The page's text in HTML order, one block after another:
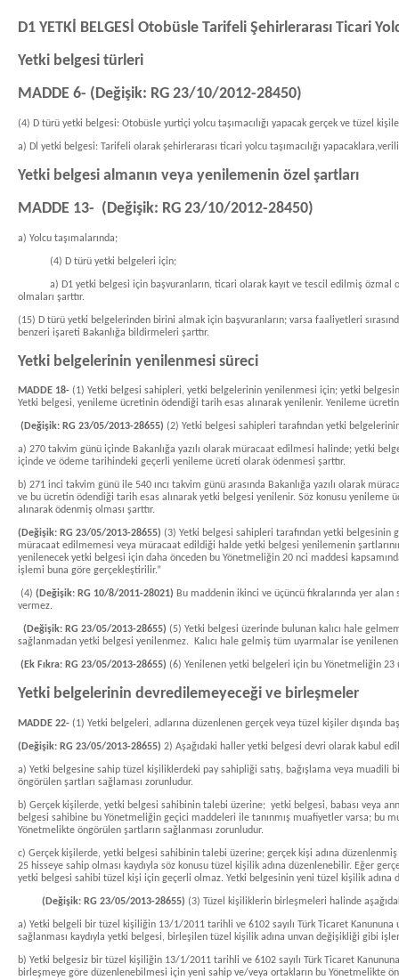
D1 YETKİ BELGESİ Otobüsle Tarifeli Şehirlerarası Ticari
Yetki belgesi türleri
MADDE 6- (Değişik: RG 23/10/2012-28450)
(4) D türü yetki belgesi: Otobüsle yurtiçi yolcu taşımacılığı yapacak gerçek ve tüzel
a) Dl yetki belgesi: Tarifeli olarak şehirlerarası ticari yolcu taşımacılığı
Yetki belgesi almanın veya yenilemenin özel şartları
MADDE 13- (Değişik: RG 23/10/2012-28450)
a) Yolcu taşımalarında;
(4) D türü yetki belgeleri için;
a) D1 yetki belgesi için başvuranların, ticari olarak kayıt ve tescil edilmiş özmal
olmaları şarttır.
(15) D türü yetki belgelerinden birini almak için başvuranların; varsa faaliyetleri
benzeri işareti Bakanlığa bildirmeleri şarttır.
Yetki belgelerinin yenilenmesi süreci
MADDE 18- (1) Yetki belgesi sahipleri, yetki belgelerinin yenilenmesi için; yetki
Yetki belgesi, yenileme ücretinin ödendiği tarih esas alınarak yenilenir. Yenileme
(Değişik: RG 23/05/2013-28655) (2) Yetki belgesi sahipleri tarafından yetki
a) 270 takvim günü içinde Bakanlığa yazılı olarak müracaat edilmesi halinde; yetki
içinde ve ödeme tarihindeki geçerli yenileme ücreti olarak ödenmesi şarttır.
b) 271 inci takvim günü ile 540 ıncı takvim günü arasında Bakanlığa yazılı olarak
ve bu ücretin ödendiği tarih esas alınarak yetki belgesi yenilenir. Söz konusu
alınarak ödenmiş olması şarttır.
(Değişik: RG 23/05/2013-28655) (3) Yetki belgesi sahipleri tarafından yetki
müracaat edilmemesi veya müracaat edildiği halde yetki belgesi yenilemenin
yenilenecek yetki belgesi için daha önceden bu Yönetmeliğin 20 nci maddesi
işlemi buna göre gerçekleştirilir.”
(4) (Değişik: RG 10/8/2011-28021) Bu maddenin ikinci ve üçüncü fıkralarında yer
vermez.
(Değişik: RG 23/05/2013-28655) (5) Yetki belgesi üzerinde bulunan kalıcı hale
sağlanmadan yetki belgesi yenilenmez. Kalıcı hale gelmiş tüm uyarmalar ise
(Ek Fıkra: RG 23/05/2013-28655) (6) Yenilenen yetki belgeleri için bu Yönetmeliğin 23
Yetki belgelerinin devredilemeyeceği ve birleşmeler
MADDE 22- (1) Yetki belgeleri, adlarına düzenlenen gerçek veya tüzel kişiler dışında
(Değişik: RG 23/05/2013-28655) 2) Aşağıdaki haller yetki belgesi devri olarak kabul
a) Yetki belgesine sahip tüzel kişiliklerdeki pay sahipliği satış, bağışlama veya
öngörülen şartları sağlaması zorunludur.
b) Gerçek kişilerde, yetki belgesi sahibinin talebi üzerine; yetki belgesi, babası veya
belgesi sahibine bu Yönetmeliğin geçici maddeleri ile tanınmış muafiyetler varsa; bu
Yönetmelikte öngörülen şartların sağlanması zorunludur.
c) Gerçek kişilerde, yetki belgesi sahibinin talebi üzerine; gerçek kişi adına
25 hisseye sahip olması kaydıyla söz konusu tüzel kişilik adına düzenlenebilir. Eğer
yetki belgesi sahibi tüzel kişi için geçerli olmaz. Yetki belgesinin yeni tüzel kişilik
(Değişik: RG 23/05/2013-28655) (3) Tüzel kişiliklerin birleşmeleri halinde
a) Yetki belgeli bir tüzel kişiliğin 13/1/2011 tarihli ve 6102 sayılı Türk Ticaret
sağlanması kaydıyla yetki belgesi, birleşilen tüzel kişilik adına unvan değişikliği gibi
b) Yetki belgesiz bir tüzel kişiliğin 13/1/2011 tarihli ve 6102 sayılı Türk Ticaret
birleşmeye göre düzenlenebilmesi için yeni sahip ve/veya ortakların bu Yönetmelikte